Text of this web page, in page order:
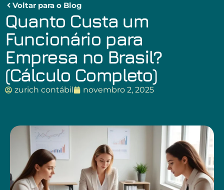
Voltar para o Blog
Quanto Custa um
Funcionário para
Empresa no Brasil?
(Cálculo Completo)
zurich contábil novembro 2, 2025